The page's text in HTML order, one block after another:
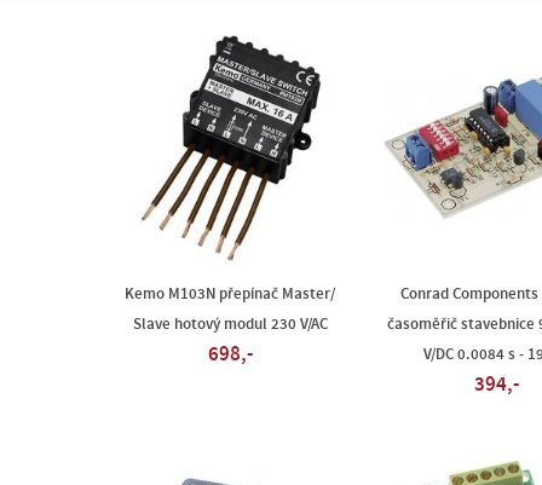
Kemo M103N přepínač Master/
Slave hotový modul 230 V/AC
698,-
Conrad Components
časoměřič stavebnice
V/DC 0.0084 s -
394,-